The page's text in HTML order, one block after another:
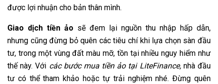
được lợi nhuận cho bản thân mình.
Giao dịch tiền ảo sẽ đem lại nguồn thu nhập hấp dẫn,
nhưng cũng đừng bỏ quên các tiêu chí khi lựa chọn sàn đầu
tư, trong một vùng đất màu mỡ, tồn tại nhiều nguy hiểm như
thế này. Với các bước mua tiền ảo tại LiteFinance,nhà đầu
tư có thể tham khảo hoặc tự trải nghiệm nhé. Đừng quên